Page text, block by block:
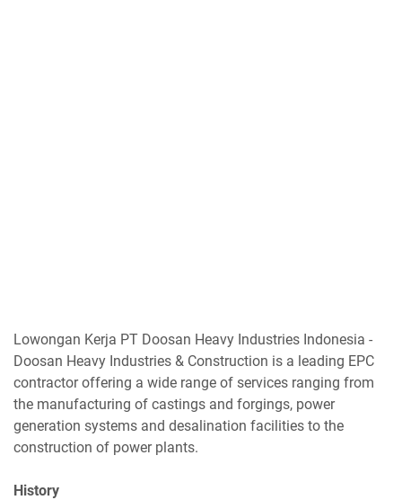
Lowongan Kerja PT Doosan Heavy Industries Indonesia -
Doosan Heavy Industries & Construction is a leading EPC
contractor offering a wide range of services ranging from
the manufacturing of castings and forgings, power
generation systems and desalination facilities to the
construction of power plants.
History